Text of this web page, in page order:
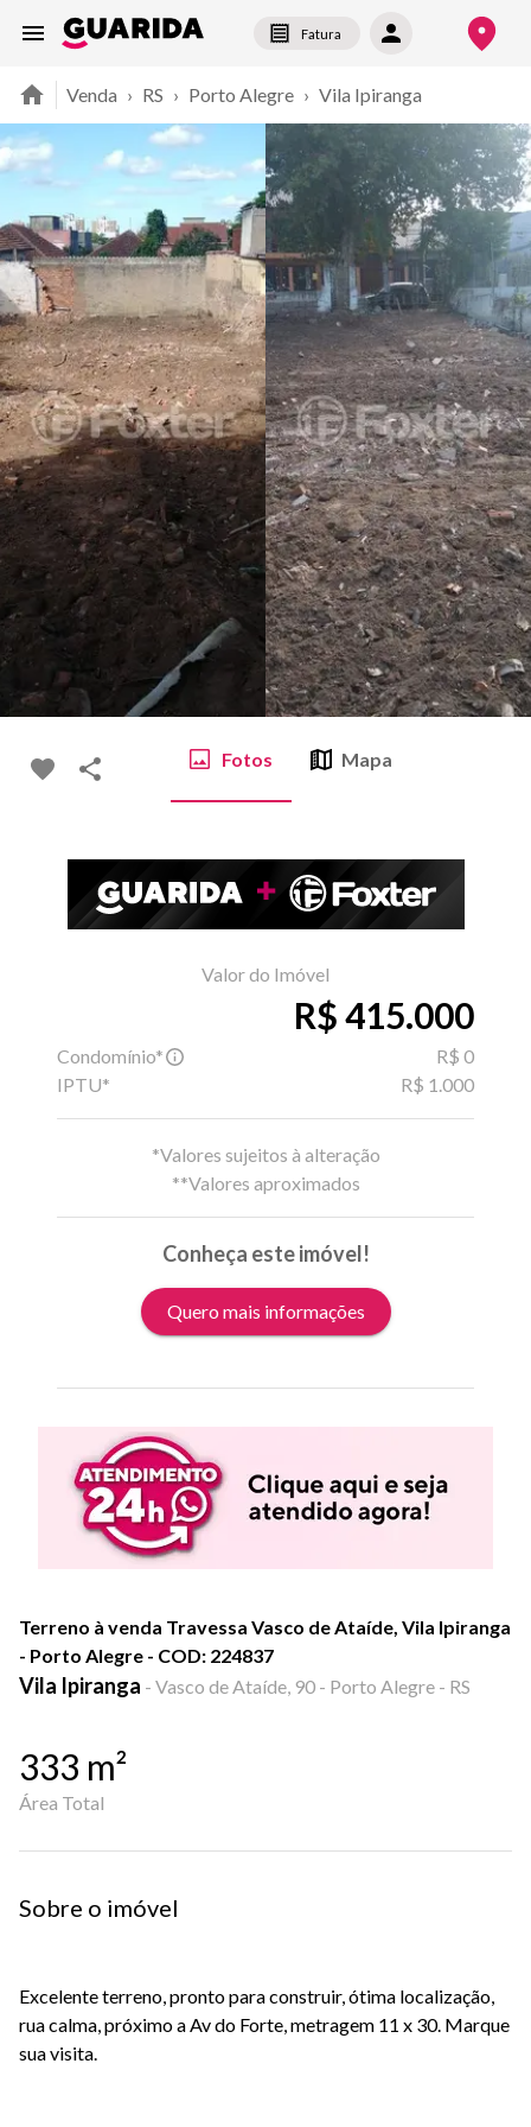
Fatura
Venda › RS › Porto Alegre › Vila Ipiranga
Fotos Mapa
Valor do Imóvel
R$ 415.000
Condomínio*
R$ 0
IPTU*
R$ 1.000
*Valores sujeitos à alteração
**Valores aproximados
Conheça este imóvel!
Quero mais informações
Terreno à venda Travessa Vasco de Ataíde, Vila Ipiranga
- Porto Alegre - COD: 224837
Vila Ipiranga - Vasco de Ataíde, 90 - Porto Alegre - RS
333 m²
Área Total
Sobre o imóvel
Excelente terreno, pronto para construir, ótima localização,
rua calma, próximo a Av do Forte, metragem 11 x 30. Marque
sua visita.